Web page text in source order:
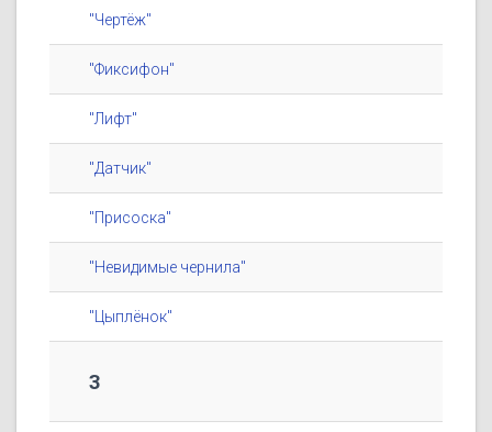
"Чертёж"
"Фиксифон"
"Лифт"
"Датчик"
"Присоска"
"Невидимые чернила"
"Цыплёнок"
3